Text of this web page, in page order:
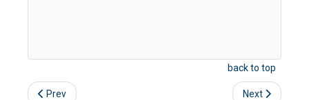
back to top
Prev Next